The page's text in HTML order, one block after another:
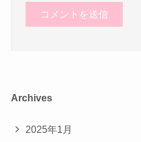
Archives
2025年1月